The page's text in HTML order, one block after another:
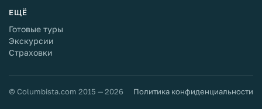
ЕЩЁ
Готовые туры
Экскурсии
Страховки
© Columbista.com 2015 — 2026 Политика конфиденциальности